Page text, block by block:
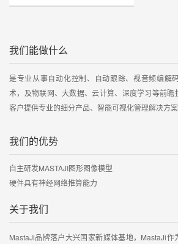
我们能做什么
是专业从事自动化控制、自动跟踪、视音频编解
术，及物联网、大数据、云计算、深度学习等前
客户提供专业的细分产品、智能可视化管理解决方案
我们的优势
自主研发MASTAJI图形图像模型
硬件具有神经网络推算能力
关于我们
MastaJi品牌落户大兴国家新媒体基地，MastaJi